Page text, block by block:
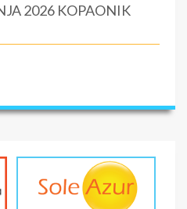
2026 KOPAONIK